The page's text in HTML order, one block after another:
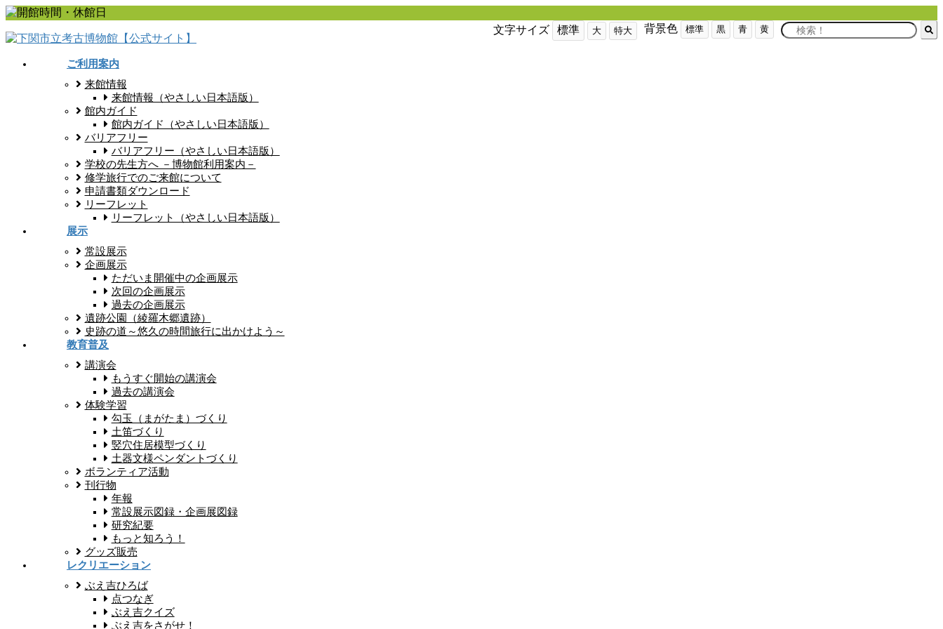
コ
テ
ナ
ゲ
背景色 標準 黒 青 黄
文字サイズ 標準 大 特大
ご利用案内
来館情報
来館情報（やさしい日本語版）
館内ガイド
館内ガイド（やさしい日本語版）
バリアフリー
バリアフリー（やさしい日本語版）
学校の先生方へ －博物館利用案内－
修学旅行でのご来館について
申請書類ダウンロード
リーフレット
リーフレット（やさしい日本語版）
展示
常設展示
企画展示
ただいま開催中の企画展示
次回の企画展示
過去の企画展示
遺跡公園（綾羅木郷遺跡）
史跡の道～悠久の時間旅行に出かけよう～
教育普及
講演会
もうすぐ開始の講演会
過去の講演会
体験学習
勾玉（まがたま）づくり
土笛づくり
竪穴住居模型づくり
土器文様ペンダントづくり
ボランティア活動
刊行物
年報
常設展示図録・企画展図録
研究紀要
もっと知ろう！
グッズ販売
レクリエーション
ぶえ吉ひろば
点つなぎ
ぶえ吉クイズ
ぶえ吉をさがせ！